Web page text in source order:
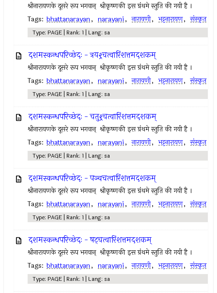
श्रीनारायणके दूसरे रूप भगवान् ‍ श्रीकृष्णकी इस ग्रंथमे स्तुति की गयी है ।
Tags: bhattanarayan, narayani, नारायणी, भट्टनारायण, संस्कृत
Type: PAGE | Rank: 1 | Lang: sa
दशमस्कन्धपरिच्छेदः - त्रयश्र्चत्वारिंशत्तमदशकम्
श्रीनारायणके दूसरे रूप भगवान् ‍ श्रीकृष्णकी इस ग्रंथमे स्तुति की गयी है ।
Tags: bhattanarayan, narayani, नारायणी, भट्टनारायण, संस्कृत
Type: PAGE | Rank: 1 | Lang: sa
दशमस्कन्धपरिच्छेदः - चतुश्र्चत्वारिंशत्तमदशकम्
श्रीनारायणके दूसरे रूप भगवान् ‍ श्रीकृष्णकी इस ग्रंथमे स्तुति की गयी है ।
Tags: bhattanarayan, narayani, नारायणी, भट्टनारायण, संस्कृत
Type: PAGE | Rank: 1 | Lang: sa
दशमस्कन्धपरिच्छेदः - पञ्चचत्वारिंशत्तमदशकम्
श्रीनारायणके दूसरे रूप भगवान् ‍ श्रीकृष्णकी इस ग्रंथमे स्तुति की गयी है ।
Tags: bhattanarayan, narayani, नारायणी, भट्टनारायण, संस्कृत
Type: PAGE | Rank: 1 | Lang: sa
दशमस्कन्धपरिच्छेदः - षट्चत्वारिंशत्तमदशकम्
श्रीनारायणके दूसरे रूप भगवान् ‍ श्रीकृष्णकी इस ग्रंथमे स्तुति की गयी है ।
Tags: bhattanarayan, narayani, नारायणी, भट्टनारायण, संस्कृत
Type: PAGE | Rank: 1 | Lang: sa